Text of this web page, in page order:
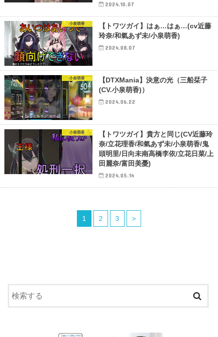
2024.10.07
小泉萌香
【トワツガイ】はぁ…はぁ…(cv近藤
玲奈/和氣あず未/小泉萌香)
2024.08.07
小泉萌香
【DTXMania】決意の光（三船栞子
(CV.小泉萌香)）
2024.06.22
小泉萌香
【トワツガイ】貴方と同じ(CV近藤玲
奈/立花理香/和氣あず未/小泉萌香/鬼
頭明里/日向未南高橋李依/立花日菜/上
田麗奈/富田美憂)
2024.05.14
1 2 3 >